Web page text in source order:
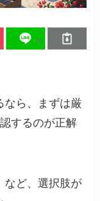
なら、まずは厳
するのが正解
など、選択肢が